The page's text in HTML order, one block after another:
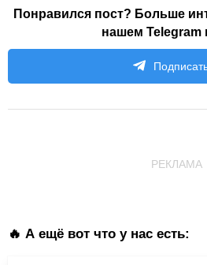
Понравился пост? Больше
нашем Telegram
РЕКЛАМА
🔥 А ещё вот что у нас есть: